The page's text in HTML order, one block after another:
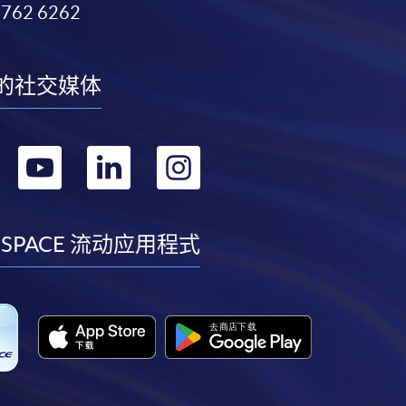
6262
社交媒体
转
youtube
转
linkedin
转
instagram
流动应用程式